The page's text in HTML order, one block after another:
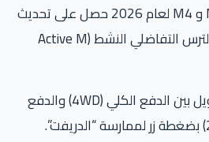
نظام الدفع الكلي في M3 و M4 لعام 2026 حصل على تحديث
في السوفت وير الخاص بالترس التفاضلي النشط (Active M
يمكنك التحويل بين الدفع الكلي (4WD) والدفع